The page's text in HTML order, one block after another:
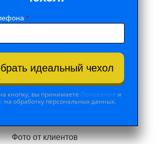
*
идеальный чехол
кнопку, вы принимаете Положение и
на обработку персональных данных.
Фото от клиентов